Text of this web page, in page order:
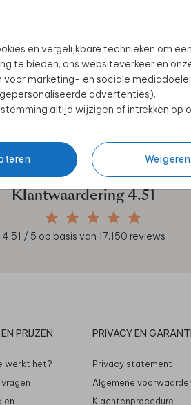
en vergelijkbare technieken om
te bieden, ons websiteverkeer en
voor marketing- en sociale
advertenties).
altijd wijzigen of intrekken op
Weigeren
Klantwaardering4.51
4.51 / 5 op basis van 17.150 reviews
PRIJZEN
werkt het?
PRIVACY EN
Privacy statement
Algemene
Klachtenprocedure